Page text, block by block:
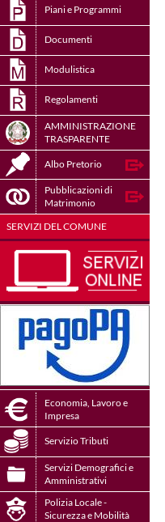
Piani e Programmi
Documenti
Modulistica
Regolamenti
AMMINISTRAZIONE
TRASPARENTE
Albo Pretorio
Pubblicazioni di
Matrimonio
SERVIZI DEL COMUNE
Economia, Lavoro e
Impresa
Servizio Tributi
Servizi Demografici e
Amministrativi
Polizia Locale -
Sicurezza e Mobilità